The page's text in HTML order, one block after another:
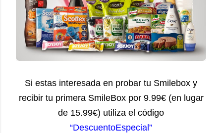
Si estas interesada en probar tu Smilebox y
recibir tu primera SmileBox por 9.99€ (en lugar
de 15.99€) utiliza el código
“DescuentoEspecial”